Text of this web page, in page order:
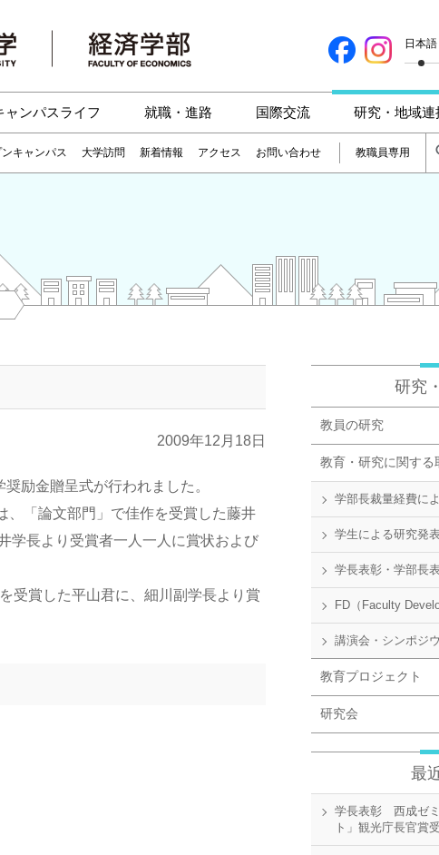
日本語
ャンパスライフ 就職・進路 国際交流 研究・地域連
キャンパス 大学訪問 新着情報 アクセス お問い合わせ 教職員専用
2009年12月18日
励金贈呈式が行われました。
、「論文部門」で佳作を受賞した藤井
学長より受賞者一人一人に賞状および
受賞した平山君に、細川副学長より賞
研究
教員の研究
教育・研究に関する
学部長裁量経費に
学生による研究発
学長表彰・学部長
FD（Faculty
講演会・シンポジ
教育プロジェクト
研究会
最
学長表彰 西成ゼ
ト」観光庁長官賞